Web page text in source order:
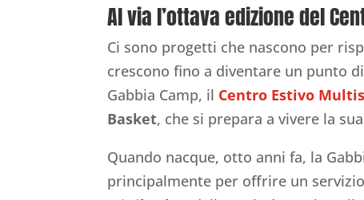
Al via l’ottava edizione del
Ci sono progetti che nascono per
crescono fino a diventare un punto
Gabbia Camp, il Centro Estivo
Basket, che si prepara a vivere la
Quando nacque, otto anni fa, la
principalmente per offrire un